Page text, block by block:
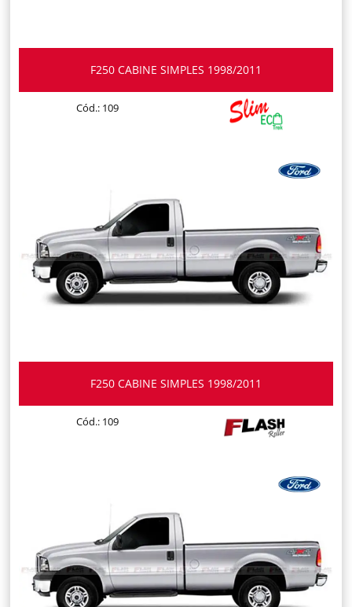
F250 CABINE SIMPLES 1998/2011
Cód.: 109
F250 CABINE SIMPLES 1998/2011
Cód.: 109